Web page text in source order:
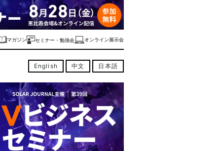
マガジン セミナー・勉強会 オンライン展示会
English 中文 日本語